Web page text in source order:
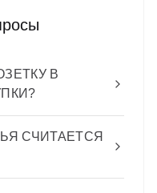
В
с каркасом,
СЧИТАЕТСЯ